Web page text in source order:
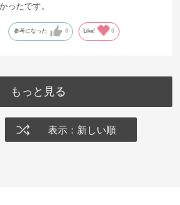
ったです。
参考になった 0 Like! 0
もっと見る
表示：新しい順